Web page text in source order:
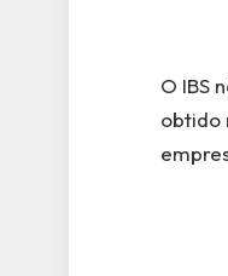
O IBS
obtido